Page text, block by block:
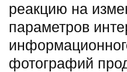
реакцию на
параметров
фотографий